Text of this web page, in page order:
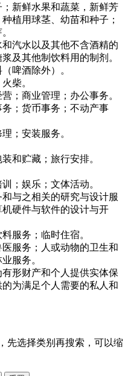
新鲜水果和蔬菜，新鲜芳
植用球茎、幼苗和种子；
汽水以及其他不含酒精的
及其他制饮料用的制剂。
啤酒除外）。
柴。
；商业管理；办公事务。
；货币事务；不动产事
；安装服务。
和贮藏；旅行安排。
；娱乐；文体活动。
与之相关的研究与设计服
硬件与软件的设计与开
服务；临时住宿。
医服务；人或动物的卫生和
服务。
形财产和个人提供实体保
为满足个人需要的私人和
先选择类别再搜索，可以缩